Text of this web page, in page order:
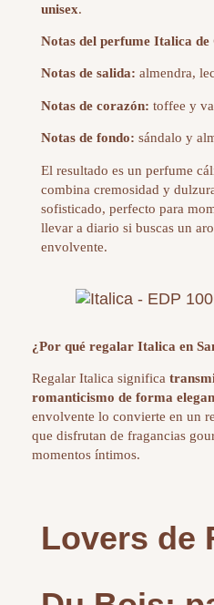
unisex.
Notas del perfume Italica
Notas de salida: almendra,
Notas de corazón: toffee y
Notas de fondo: sándalo y
El resultado es un perfume
combina cremosidad y
sofisticado, perfecto para
llevar a diario si buscas un
envolvente.
¿Por qué regalar Italica en
Regalar Italica significa
romanticismo de forma
envolvente lo convierte en un
que disfrutan de fragancias
momentos íntimos.
Lovers de